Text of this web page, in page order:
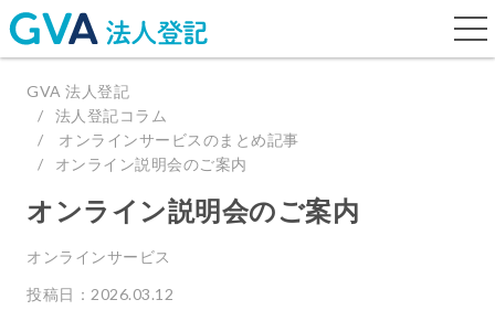
GVA 法人登記
法人登記コラム
オンラインサービスのまとめ記事
オンライン説明会のご案内
オンライン説明会のご案内
オンラインサービス
投稿日：2026.03.12